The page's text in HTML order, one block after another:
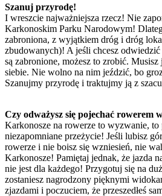
Szanuj przyrodę!
I wreszcie najważniejsza rzecz! Nie
Karkonoskim Parku Narodowym!
zabroniona, z wyjątkiem dróg i dróg
zbudowanych)! A jeśli chcesz
są zabronione, możesz to zrobić.
siebie. Nie wolno na nim jeździć, bo
Szanujmy przyrodę i traktujmy ją z
Czy odważysz się pojechać rowerem
Karkonosze na rowerze to wyzwanie, to
niezapomniane przeżycie! Jeśli lubisz
rowerze i nie boisz się wzniesień, nie
Karkonosze! Pamiętaj jednak, że jazda
nie jest dla każdego! Przygotuj się na
zostaniesz nagrodzony pięknymi
zjazdami i poczuciem, że przeszedłeś